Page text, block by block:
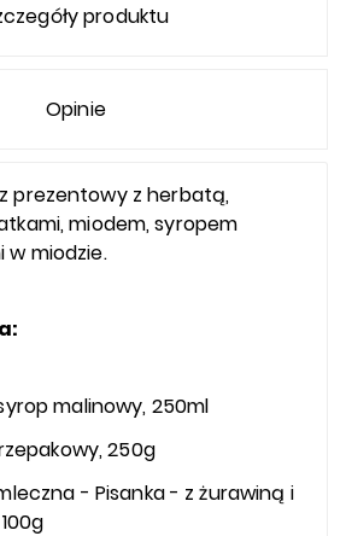
produktu
Opinie
prezentowy z herbatą,
miodem, syropem
w miodzie.
malinowy, 250ml
250g
- Pisanka - z żurawiną i